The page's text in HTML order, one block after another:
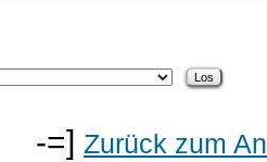
-=] Zurück zum